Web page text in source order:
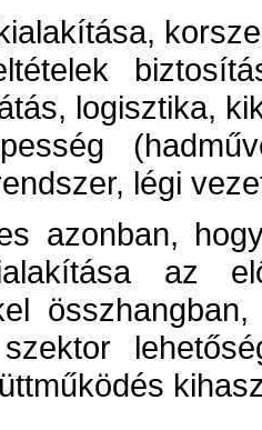
logisztika,
légi
azonban,
az